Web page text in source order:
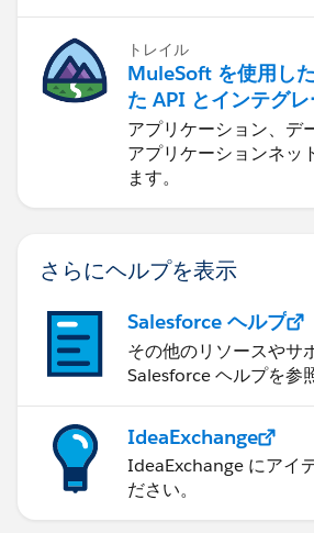
トレイル
MuleSoft を使用し
た API とインテグレ
ョンの構築
アプリケーション、デ
アプリケーションネッ
ます。
さらにヘルプを表示
Salesforce ヘルプ
その他のリソースやサ
Salesforce ヘルプを参
IdeaExchange
IdeaExchange にアイ
ださい。